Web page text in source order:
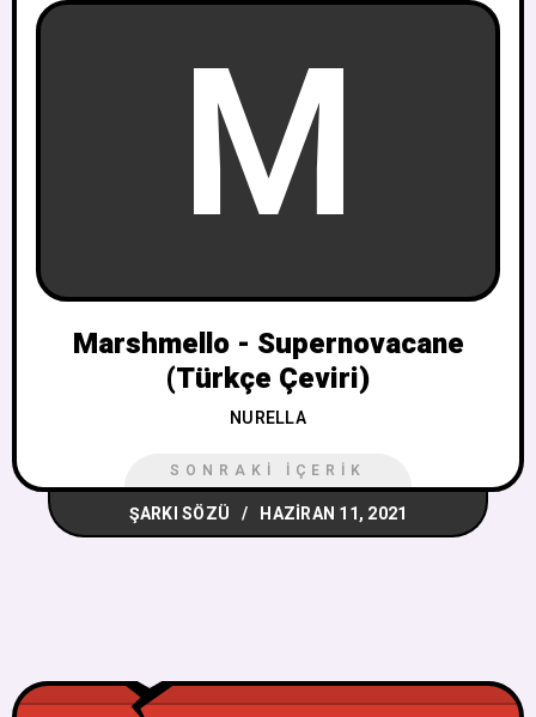
M
Marshmello - Supernovacane
(Türkçe Çeviri)
NURELLA
SONRAKI İÇERIK
ŞARKI SÖZÜ HAZIRAN 11, 2021